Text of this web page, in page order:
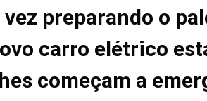
preparando o
carro elétrico
começam a